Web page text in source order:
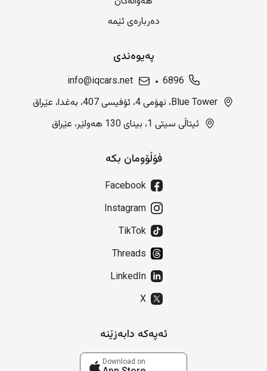
دەربارەی ئێمە
پەیوەندی
6896
info@iqcars.net
Blue Tower، نهۆمی 4، ئۆفیسی 407، بەغدا، عێراق
ئیتاڵی سیتی 1، بینای 130 هەولێر، عێراق
فۆڵۆومان بکە
Facebook
Instagram
TikTok
Threads
LinkedIn
X
ئەپەکە دابەزێنە
Download on